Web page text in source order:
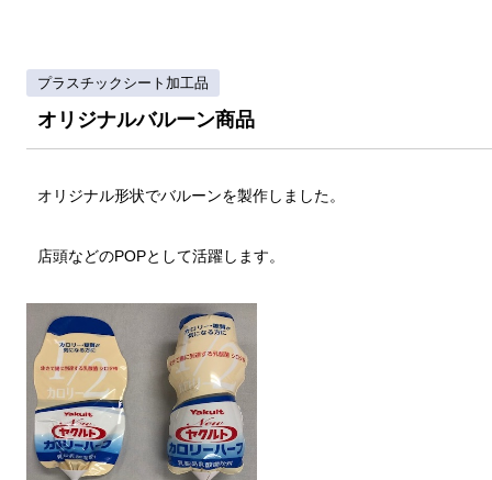
プラスチックシート加工品
オリジナルバルーン商品
オリジナル形状でバルーンを製作しました。
店頭などのPOPとして活躍します。